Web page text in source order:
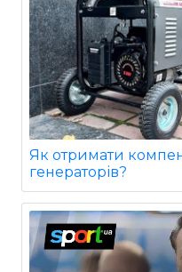
Як отримати
генераторів?